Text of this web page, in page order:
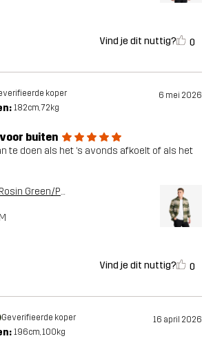
Vind je dit nuttig? 0
koper 6 mei 2026
182cm, 72kg
buiten
te doen als het ‘s avonds afkoelt of als het
Rosin Green/Peyote
M
Vind je dit nuttig? 0
Geverifieerde koper 16 april 2026
196cm, 100kg